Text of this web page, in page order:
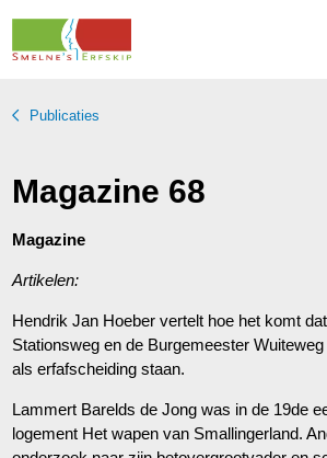
Publicaties
Magazine 68
Magazine
Artikelen:
Hendrik Jan Hoeber vertelt hoe het komt
Stationsweg en de Burgemeester
als erfafscheiding staan.
Lammert Barelds de Jong was in de 19de
logement Het wapen van Smallingerland.